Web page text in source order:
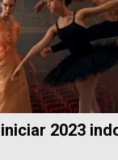
2023